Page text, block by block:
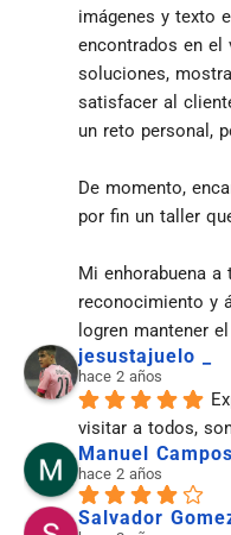
imágenes y texto
encontrados en el
soluciones,
satisfacer al
un reto personal,
De momento,
por fin un taller
Mi enhorabuena
reconocimiento y
logren mantener
jesustajuelo _
hace 2 años
visitar a todos,
Manuel Campos
hace 2 años
Salvador